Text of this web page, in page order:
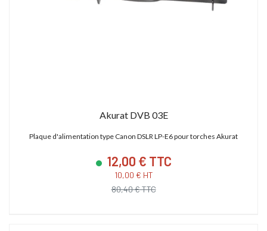
Akurat DVB 03E
Plaque d'alimentation type Canon DSLR LP-E6 pour torches Akurat
12,00 € TTC
10,00 € HT
80,40 € TTC